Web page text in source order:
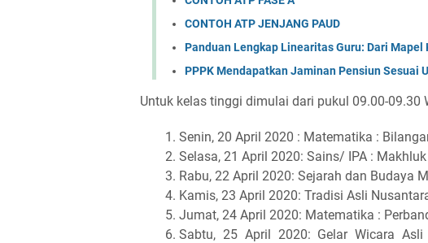
CONTOH ATP JENJANG PAUD
Panduan Lengkap Linearitas Guru: Dari
PPPK Mendapatkan Jaminan Pensiun Sesuai
Untuk kelas tinggi dimulai dari pukul 09.00-09.30
Senin, 20 April 2020 : Matematika :
Selasa, 21 April 2020: Sains/ IPA :
Rabu, 22 April 2020: Sejarah dan Budaya
Kamis, 23 April 2020: Tradisi Asli
Jumat, 24 April 2020: Matematika :
Sabtu, 25 April 2020: Gelar Wicara